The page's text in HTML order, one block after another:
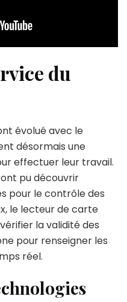
du
évolué avec le
désormais une
effectuer leur travail.
pu découvrir
pour le contrôle des
le lecteur de carte
la validité des
pour renseigner les
réel.